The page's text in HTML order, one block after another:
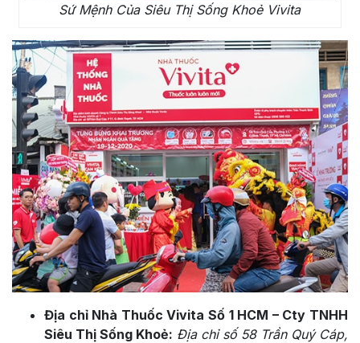
Sứ Mệnh Của Siêu Thị Sống Khoẻ Vivita
Địa chỉ Nhà Thuốc Vivita Số 1 HCM – Cty TNHH
Siêu Thị Sống Khoẻ: Địa chỉ số 58 Trần Quý Cáp,